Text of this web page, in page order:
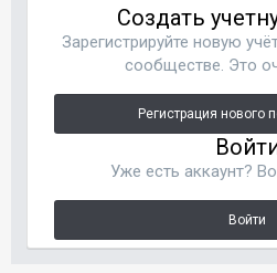
Создать
Зарегистрируйте новую
сообществе. Это
Регистрация нового
Уже есть аккаунт?
Войти